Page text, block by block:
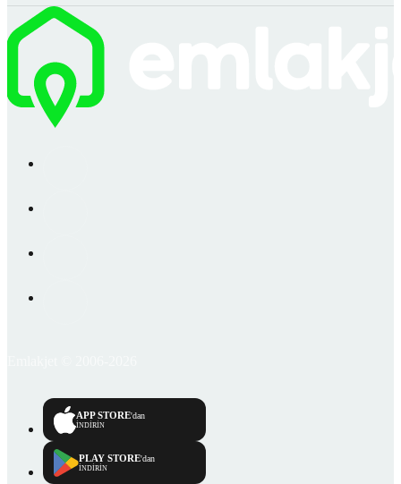
APP STORE'dan
İNDİRİN
PLAY STORE'dan
İNDİRİN